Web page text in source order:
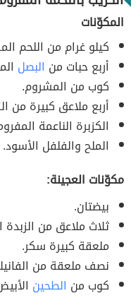
المكوّنات
كيلو غرام من اللحم
أربع حبات من البصل
كوب من المشروم.
أربع ملاعق كبيرة من
الكزبرة الناعمة
الملح والفلفل الأسود.
مكوّنات العجينة:
بيضتان.
ثلاث ملاعق من الزبدة
ملعقة كبيرة سكر.
نصف ملعقة من
كوب من الطحين